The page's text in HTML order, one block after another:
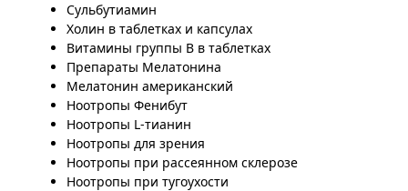
Сульбутиамин
Холин в таблетках и капсулах
Витамины группы B в таблетках
Препараты Мелатонина
Мелатонин американский
Ноотропы Фенибут
Ноотропы L-тианин
Ноотропы для зрения
Ноотропы при рассеянном склерозе
Ноотропы при тугоухости